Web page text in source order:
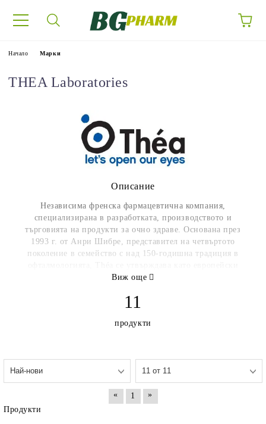
Начало Марки
THEA Laboratories
Описание
Независима френска фармацевтична компания,
специализирана в разработката, производството и
търговията на продукти за очно здраве.
Основана през
1993 г. от Анри Шибре, представител на четвъртото
поколение в семейство с над 150-годишна традиция в
лидер в областта на капките за очи без консерванти.
решения за лечение на състояния като сухота в очите,
седалище в Клермон-Феран, Théa разполага с над 35
Компанията поддържа силен фокус върху
научноизследователската и развойна дейност, както и
върху образователни инициативи чрез Fondation Théa,
която работи за борба с очни заболявания като трахома в
развиващите се региони.
Виж още
11
продукти
« 1
»
Продукти